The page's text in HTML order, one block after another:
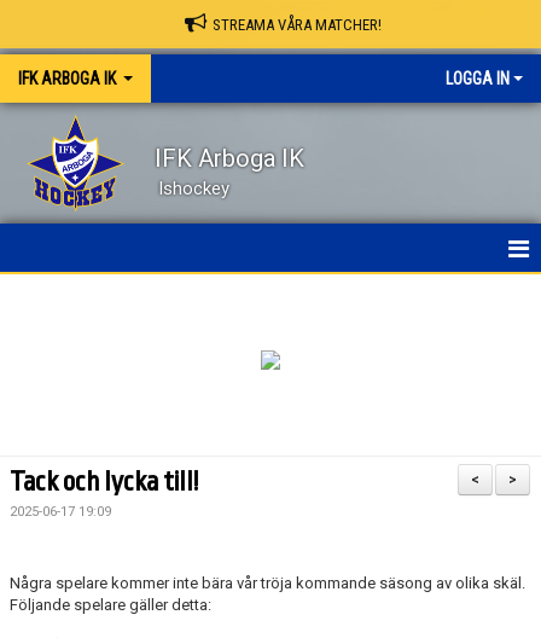
STREAMA VÅRA MATCHER!
IFK ARBOGA IK LOGGA IN
IFK Arboga IK
Ishockey
KALENDER
VÅRA LAG
>
<
Tack och lycka till!
2025-06-17 19:09
Några spelare kommer inte bära vår tröja kommande säsong av olika skäl.
Följande spelare gäller detta: